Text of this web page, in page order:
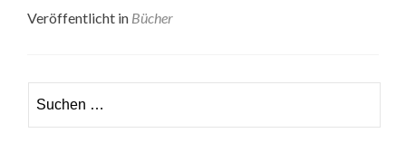
die
Veröffentlicht in Bücher